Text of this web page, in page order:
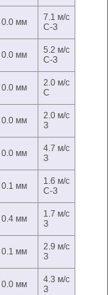
0.0 мм
7.1 м/с
С-З
0.0 мм
5.2 м/с
С-З
0.0 мм
2.0 м/с
С
0.0 мм
2.0 м/с
З
0.0 мм
4.7 м/с
З
0.1 мм
1.6 м/с
С-З
0.4 мм
1.7 м/с
З
0.1 мм
2.9 м/с
З
0.0 мм
4.3 м/с
З